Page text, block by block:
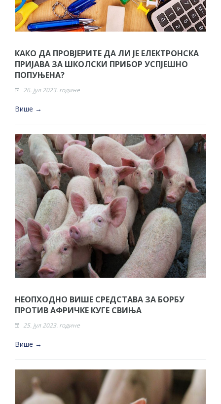
КАКО ДА ПРОВЈЕРИТЕ ДА ЛИ ЈЕ ЕЛЕКТРОНСКА
ПРИЈАВА ЗА ШКОЛСКИ ПРИБОР УСПЈЕШНО
ПОПУЊЕНА?
26. јул 2023. године
Више →
НЕОПХОДНО ВИШЕ СРЕДСТАВА ЗА БОРБУ
ПРОТИВ АФРИЧКЕ КУГЕ СВИЊА
25. јул 2023. године
Више →